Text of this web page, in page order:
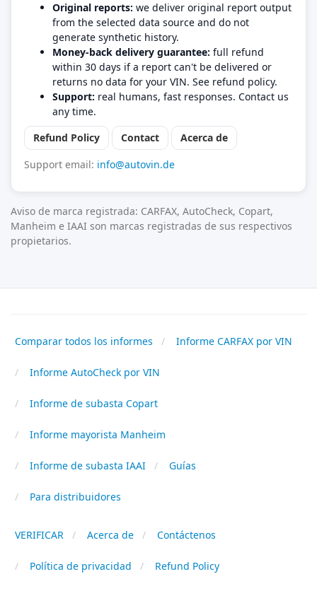
Original reports: we deliver original report output
from the selected data source and do not
generate synthetic history.
Money-back delivery guarantee: full refund
within 30 days if a report can't be delivered or
returns no data for your VIN. See refund policy.
Support: real humans, fast responses. Contact us
any time.
Refund Policy
Contact
Acerca de
Support email: info@autovin.de
Aviso de marca registrada: CARFAX, AutoCheck, Copart,
Manheim e IAAI son marcas registradas de sus respectivos
propietarios.
Comparar todos los informes Informe CARFAX por VIN
Informe AutoCheck por VIN
Informe de subasta Copart
Informe mayorista Manheim
Informe de subasta IAAI Guías
Para distribuidores
VERIFICAR Acerca de Contáctenos
Política de privacidad Refund Policy